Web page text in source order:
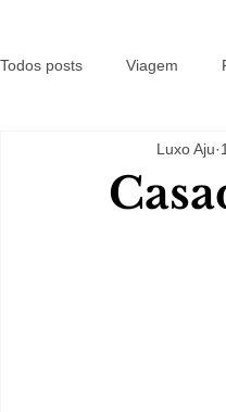
Todos posts Viagem
Luxo Aju